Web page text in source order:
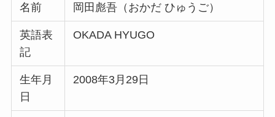
名前 岡田彪吾（おかだ ひゅうご）
英語表
記
OKADA HYUGO
生年月
日
2008年3月29日